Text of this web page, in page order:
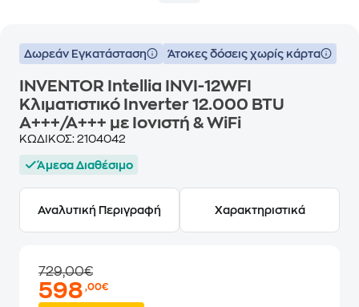
Δωρεάν Εγκατάσταση Άτοκες δόσεις χωρίς κάρτα
INVENTOR Intellia INVI-12WFI
Κλιματιστικό Inverter 12.000 BTU
A+++/A+++ με Ιονιστή & WiFi
ΚΩΔΙΚΟΣ: 2104042
Άμεσα Διαθέσιμο
Αναλυτική Περιγραφή Χαρακτηριστικά
729,00€
598,00€